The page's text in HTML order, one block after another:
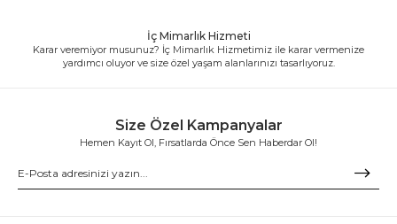
İç Mimarlık Hizmeti
Karar veremiyor musunuz? İç Mimarlık Hizmetimiz ile karar vermenize
yardımcı oluyor ve size özel yaşam alanlarınızı tasarlıyoruz.
Size Özel Kampanyalar
Hemen Kayıt Ol, Fırsatlarda Önce Sen Haberdar Ol!